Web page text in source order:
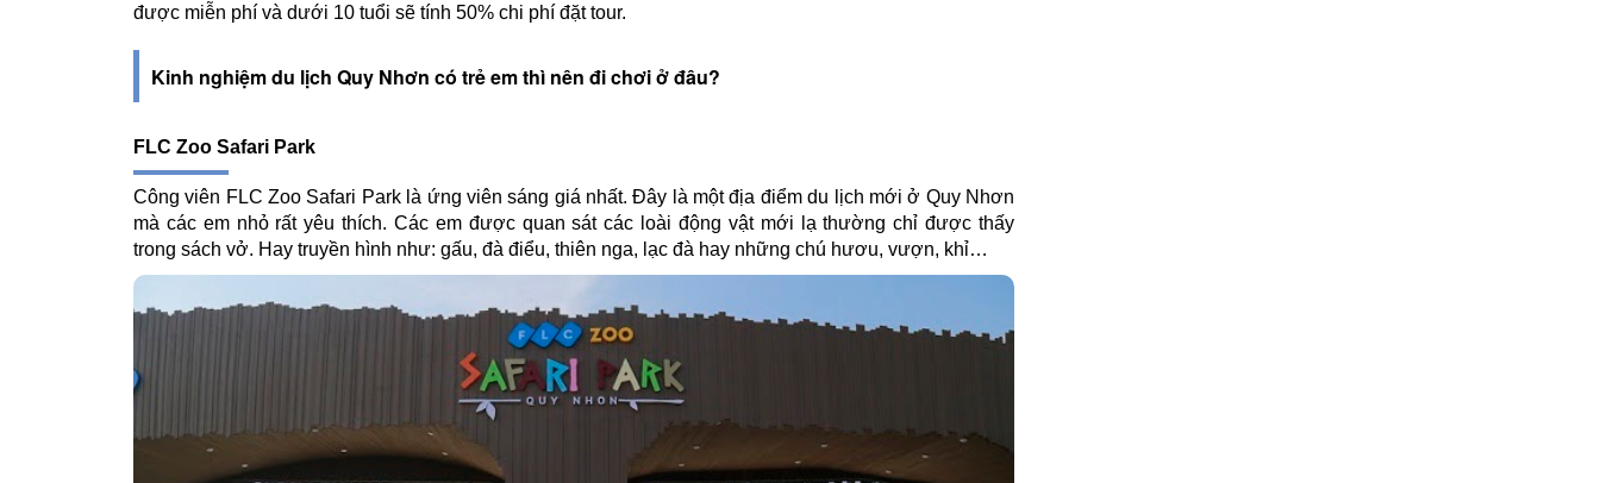
được miễn phí và dưới 10 tuổi sẽ tính 50% chi phí đặt tour.
Kinh nghiệm du lịch Quy Nhơn có trẻ em thì nên đi chơi ở đâu?
FLC Zoo Safari Park
Công viên FLC Zoo Safari Park là ứng viên sáng giá nhất. Đây là một địa điểm du lịch mới ở Quy Nhơn
mà các em nhỏ rất yêu thích. Các em được quan sát các loài động vật mới lạ thường chỉ được thấy
trong sách vở. Hay truyền hình như: gấu, đà điểu, thiên nga, lạc đà hay những chú hươu, vượn, khỉ…